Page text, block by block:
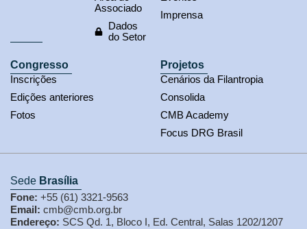
Associado
Dados
do Setor
Imprensa
Congresso
Inscrições
Edições anteriores
Fotos
Projetos
Cenários da Filantropia
Consolida
CMB Academy
Focus DRG Brasil
Sede Brasília
Fone: +55 (61) 3321-9563
Email: cmb@cmb.org.br
Endereço: SCS Qd. 1, Bloco I, Ed. Central, Salas 1202/1207